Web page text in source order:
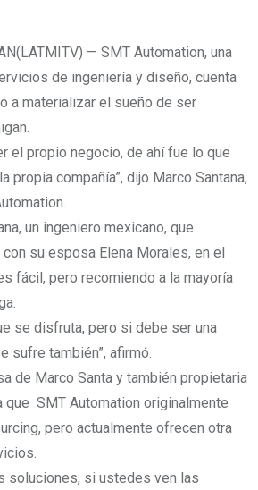
— SMT Automation, una
de ingeniería y diseño, cuenta
a materializar el sueño de ser
el propio negocio, de ahí fue lo que
propia compañía”, dijo Marco Santana,
un ingeniero mexicano, que
su esposa Elena Morales, en el
fácil, pero recomiendo a la mayoría
se disfruta, pero si debe ser una
sufre también”, afirmó.
de Marco Santa y también propietaria
que SMT Automation originalmente
pero actualmente ofrecen otra
soluciones, si ustedes ven las